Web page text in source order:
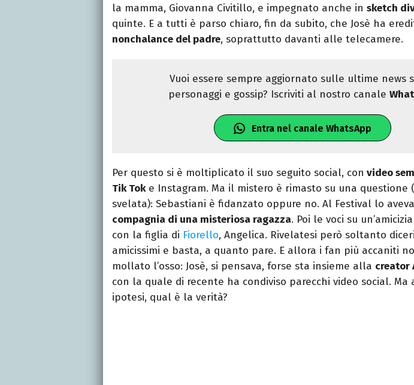
la mamma, Giovanna Civitillo, e impegnato anche in sketch
quinte. E a tutti è parso chiaro, fin da subito, che Josè ha
nonchalance del padre, soprattutto davanti alle telecamere.
Vuoi essere sempre aggiornato sulle ultime news
personaggi e gossip? Iscriviti al nostro canale
Entra nel canale WhatsApp
Per questo si è moltiplicato il suo seguito social, con video
Tik Toke Instagram. Ma il mistero è rimasto su una questione
svelata): Sebastiani è fidanzato oppure no. Al Festival lo
compagnia di una misteriosa ragazza. Poi le voci su
con la figlia di Fiorello, Angelica. Rivelatesi però soltanto
amicissimi e basta, a quanto pare. E allora i fan più accaniti
mollato l’osso: Josè, si pensava, forse sta insieme alla creator
con la quale di recente ha condiviso parecchi video social.
ipotesi, qual è la verità?